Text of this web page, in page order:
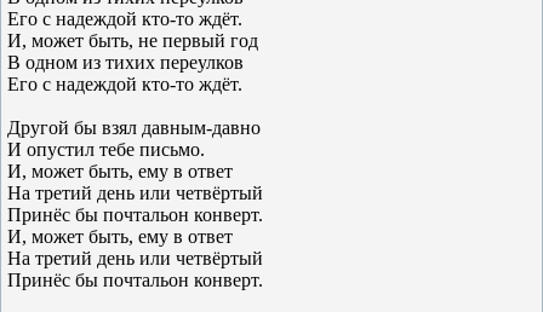
Его с надеждой кто-то ждёт.
И, может быть, не первый год
В одном из тихих переулков
Его с надеждой кто-то ждёт.
Другой бы взял давным-давно
И опустил тебе письмо.
И, может быть, ему в ответ
На третий день или четвёртый
Принёс бы почтальон конверт.
И, может быть, ему в ответ
На третий день или четвёртый
Принёс бы почтальон конверт.